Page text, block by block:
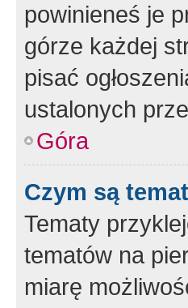
powinieneś je
górze każdej
pisać
ustalonych
Góra
Czym są
Tematy
tematów na
miarę